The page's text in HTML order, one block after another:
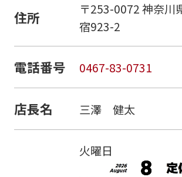
住所
〒253-0072 神奈川
宿923-2
電話番号 0467-83-0731
店長名 三澤 健太
火曜日